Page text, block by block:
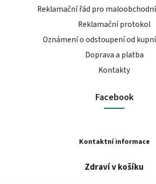
Reklamační řád pro
Reklamační protokol
Oznámení o odstoupení od
Doprava a platba
Kontakty
Facebook
Kontaktní informace
Zdraví v košíku